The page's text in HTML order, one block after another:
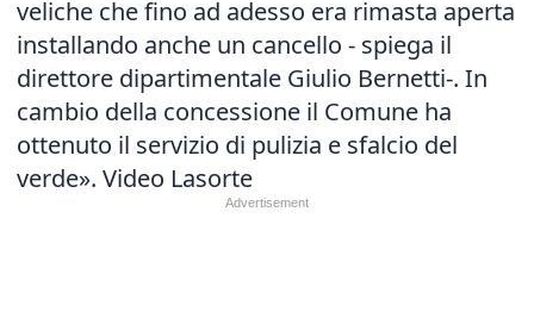
veliche che fino ad adesso era rimasta aperta
installando anche un cancello - spiega il
direttore dipartimentale Giulio Bernetti-. In
cambio della concessione il Comune ha
ottenuto il servizio di pulizia e sfalcio del
verde». Video Lasorte